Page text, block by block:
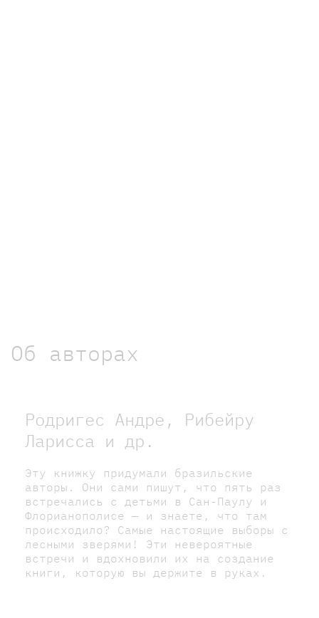
Об авторах
Родригес Андре, Рибейру
Ларисса и др.
Эту книжку придумали бразильские
авторы. Они сами пишут, что пять раз
встречались с детьми в Сан-Паулу и
Флорианополисе — и знаете, что там
происходило? Самые настоящие выборы с
лесными зверями! Эти невероятные
встречи и вдохновили их на создание
книги, которую вы держите в руках.